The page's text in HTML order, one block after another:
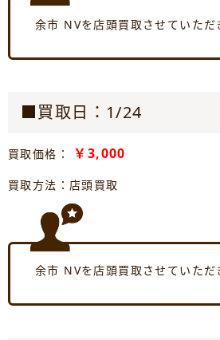
余市 NVを店頭買取させていただ
■買取日：1/24
買取価格： ￥3,000
買取方法：店頭買取
余市 NVを店頭買取させていただ